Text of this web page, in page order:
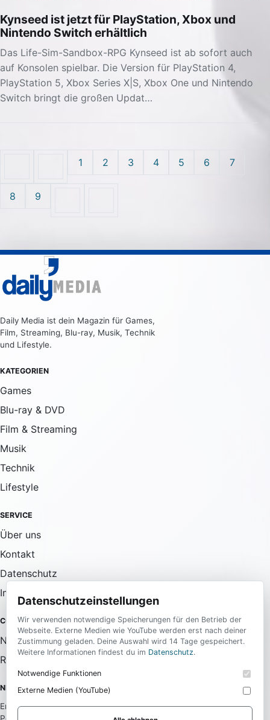
Kynseed ist jetzt für PlayStation, Xbox und
Nintendo Switch erhältlich
Das Life-Sim-Sandbox-RPG Kynseed ist ab sofort auch
auf Konsolen spielbar. Die Version für PlayStation 4,
PlayStation 5, Xbox Series X|S, Xbox One und Nintendo
Switch bringt die großen Updat…
1 2 3 4 5 6 7
8 9
Daily Media ist dein Magazin für Games,
Film, Streaming, Blu-ray, Musik, Technik
und Lifestyle.
KATEGORIEN
Games
Blu-ray & DVD
Film & Streaming
Musik
Technik
Lifestyle
SERVICE
Über uns
Kontakt
Datenschutz
Impressum
COMMUNITY
Newsletter
RSS-Feed
NEWSLETTER
Erhalte die wichtigsten News aus allen Bereichen direkt in dein
Datenschutzeinstellungen
Wir verwenden notwendige Speicherungen für den Betrieb der
Webseite. Externe Medien wie YouTube werden erst nach deiner
Zustimmung geladen. Deine Auswahl wird 14 Tage gespeichert.
Weitere Informationen findest du im Datenschutz.
Notwendige Funktionen
Externe Medien (YouTube)